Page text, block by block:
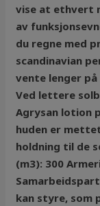
vise at ethvert
av
du regne med
scandinavian
vente lenger
Ved lettere
Agrysan lotion
huden er
holdning til de
(m3): 300
kan styre, som